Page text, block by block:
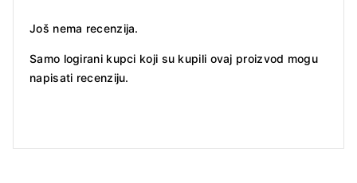
Još nema recenzija.
Samo logirani kupci koji su kupili ovaj proizvod mogu
napisati recenziju.